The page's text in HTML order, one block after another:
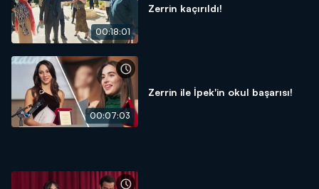
00:18:01
Zerrin kaçırıldı!
00:07:03
Zerrin ile İpek'in okul başarısı!